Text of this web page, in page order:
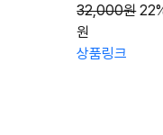
25,000
상품링크